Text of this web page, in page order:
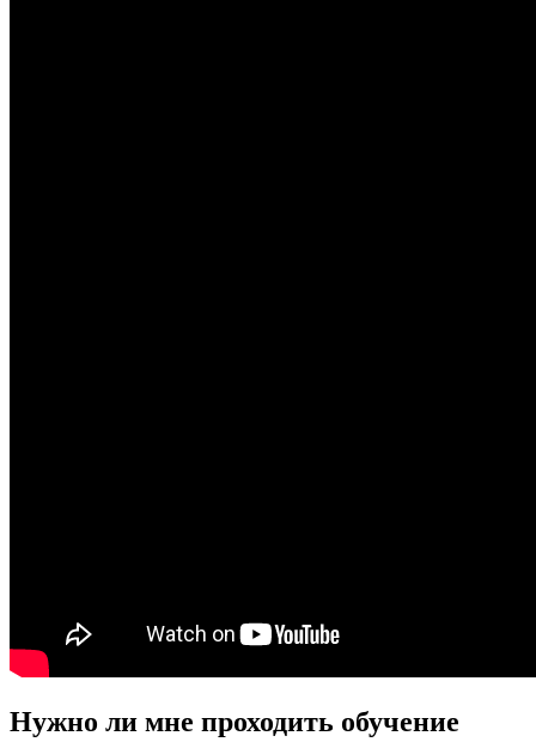
Нужно ли мне проходить обучение